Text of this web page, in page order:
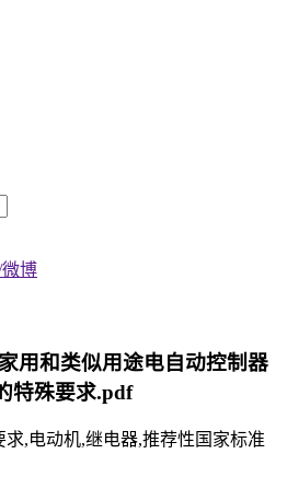
博
用和类似用途电自动控制器
特殊要求.pdf